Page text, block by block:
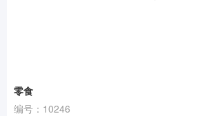
零食
编号：10246